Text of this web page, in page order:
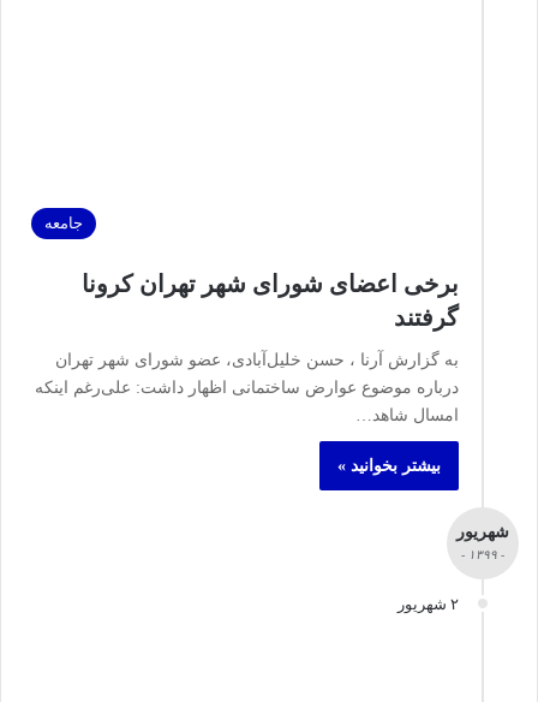
جامعه
برخی اعضای شورای شهر تهران کرونا
گرفتند
به گزارش آرنا ، حسن خلیل‌آبادی، عضو شورای شهر تهران
درباره موضوع عوارض ساختمانی اظهار داشت: علی‌رغم اینکه
امسال شاهد…
بیشتر بخوانید »
شهریور
- ۱۳۹۹ -
۲ شهریور